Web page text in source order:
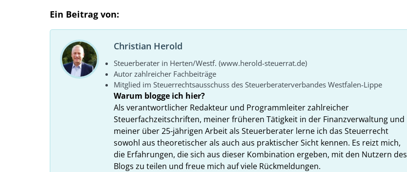
Ein Beitrag von:
Christian Herold
Steuerberater in Herten/Westf. (www.herold-steuerrat.de)
Autor zahlreicher Fachbeiträge
Mitglied im Steuerrechtsausschuss des Steuerberaterverbandes Westfalen-Lippe
Warum blogge ich hier?
Als verantwortlicher Redakteur und Programmleiter zahlreicher
Steuerfachzeitschriften, meiner früheren Tätigkeit in der Finanzverwaltung und
meiner über 25-jährigen Arbeit als Steuerberater lerne ich das Steuerrecht
sowohl aus theoretischer als auch aus praktischer Sicht kennen. Es reizt mich,
die Erfahrungen, die sich aus dieser Kombination ergeben, mit den Nutzern des
Blogs zu teilen und freue mich auf viele Rückmeldungen.